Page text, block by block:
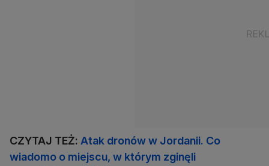
CZYTAJ TEŻ: Atak dronów w Jordanii. Co
wiadomo o miejscu, w którym zginęli